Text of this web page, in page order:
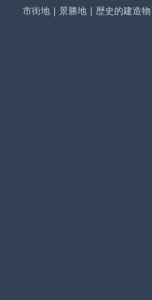
市街地 ｜ 景勝地 ｜ 歴史的建造物